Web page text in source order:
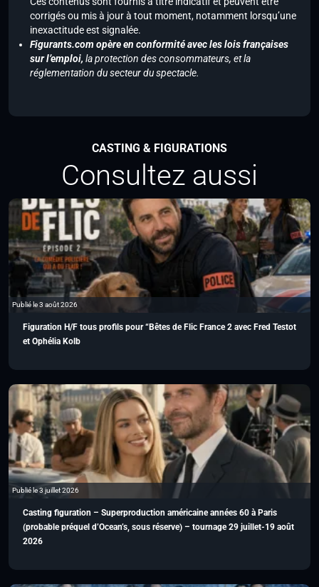
corrigés ou mis à jour à tout moment, notamment lorsqu’une
inexactitude est signalée.
Figurants.com opère en conformité avec les lois françaises
sur l’emploi, la protection des consommateurs, et la
réglementation du secteur du spectacle.
CASTING & FIGURATIONS
Consultez aussi
Publié le 3 août 2026
Figuration H/F tous profils pour “Bêtes de Flic France 2 avec Fred Testot
et Ophélia Kolb
Publié le 3 juillet 2026
Casting figuration – Superproduction américaine années 60 à Paris
(probable préquel d’Ocean’s, sous réserve) – tournage 29 juillet-19 août
2026